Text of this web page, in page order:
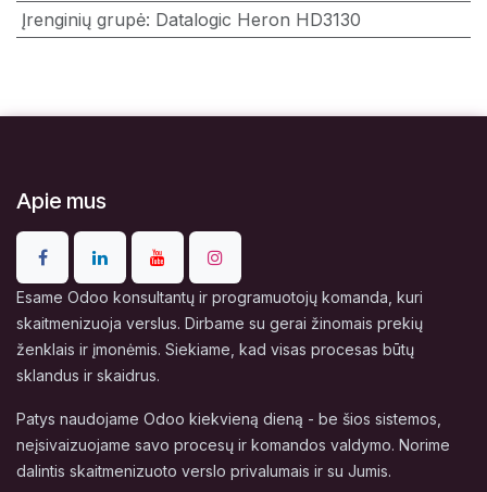
Įrenginių grupė: Datalogic Heron HD3130
Apie mus
Esame Odoo konsultantų ir programuotojų komanda, kuri
skaitmenizuoja verslus. Dirbame su gerai žinomais prekių
ženklais ir įmonėmis. Siekiame, kad visas procesas būtų
sklandus ir skaidrus.
Patys naudojame Odoo kiekvieną dieną - be šios sistemos,
neįsivaizuojame savo procesų ir komandos valdymo. Norime
dalintis skaitmenizuoto verslo privalumais ir su Jumis.